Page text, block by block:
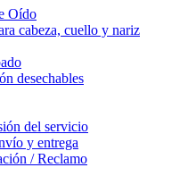
Oído
cabeza, cuello y nariz
desechables
del servicio
y entrega
/ Reclamo